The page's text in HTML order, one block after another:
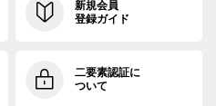
新規会員
登録ガイド
二要素認証に
ついて